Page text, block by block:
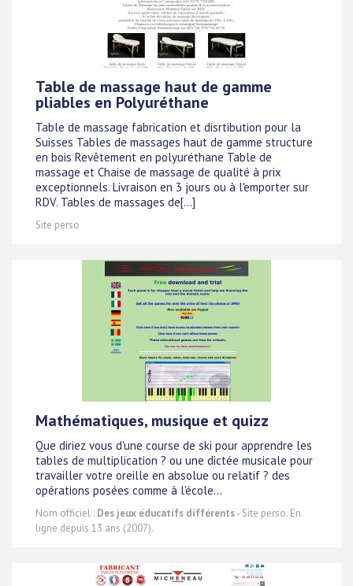
Table de massage haut de gamme
pliables en Polyuréthane
Table de massage fabrication et disrtibution pour la
Suisses Tables de massages haut de gamme structure
en bois Revêtement en polyuréthane Table de
massage et Chaise de massage de qualité à prix
exceptionnels. Livraison en 3 jours ou à l'emporter sur
RDV. Tables de massages de[...]
Site perso
Mathématiques, musique et quizz
Que diriez vous d'une course de ski pour apprendre les
tables de multiplication ? ou une dictée musicale pour
travailler votre oreille en absolue ou relatif ? des
opérations posées comme à l'école...
Nom officiel : Des jeux éducatifs différents- Site perso. En
ligne depuis 13 ans (2007).